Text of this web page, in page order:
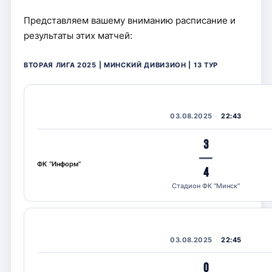
Представляем вашему вниманию расписание и
результаты этих матчей:
ВТОРАЯ ЛИГА 2025 | МИНСКИЙ ДИВИЗИОН | 13 ТУР
03.08.2025 22:43
ФК “Информ”
3
—
4
Стадион ФК "Минск"
03.08.2025 22:45
0